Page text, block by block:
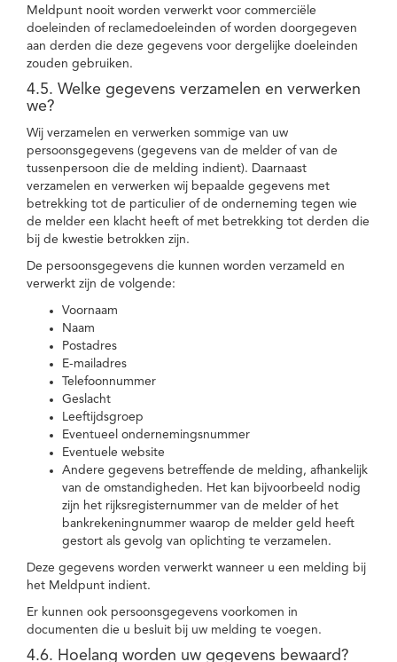
Meldpunt nooit worden verwerkt voor commerciële
doeleinden of reclamedoeleinden of worden doorgegeven
aan derden die deze gegevens voor dergelijke doeleinden
zouden gebruiken.
4.5. Welke gegevens verzamelen en verwerken
we?
Wij verzamelen en verwerken sommige van uw
persoonsgegevens (gegevens van de melder of van de
tussenpersoon die de melding indient). Daarnaast
verzamelen en verwerken wij bepaalde gegevens met
betrekking tot de particulier of de onderneming tegen wie
de melder een klacht heeft of met betrekking tot derden die
bij de kwestie betrokken zijn.
De persoonsgegevens die kunnen worden verzameld en
verwerkt zijn de volgende:
Voornaam
Naam
Postadres
E-mailadres
Telefoonnummer
Geslacht
Leeftijdsgroep
Eventueel ondernemingsnummer
Eventuele website
Andere gegevens betreffende de melding, afhankelijk
van de omstandigheden. Het kan bijvoorbeeld nodig
zijn het rijksregisternummer van de melder of het
bankrekeningnummer waarop de melder geld heeft
gestort als gevolg van oplichting te verzamelen.
Deze gegevens worden verwerkt wanneer u een melding bij
het Meldpunt indient.
Er kunnen ook persoonsgegevens voorkomen in
documenten die u besluit bij uw melding te voegen.
4.6. Hoelang worden uw gegevens bewaard?